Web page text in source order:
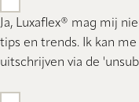
Ja, Luxaflex® mag mij
tips en trends. Ik kan
uitschrijven via de